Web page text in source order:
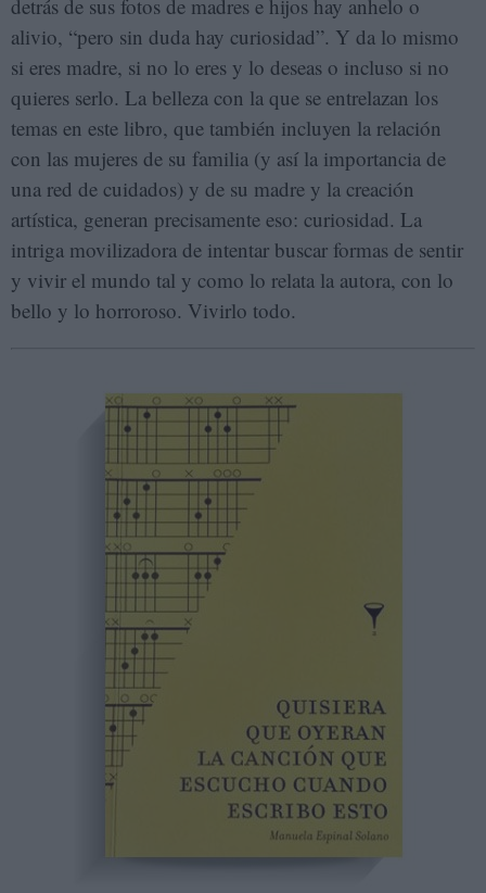
detrás de sus fotos de madres e hijos hay anhelo o
alivio, “pero sin duda hay curiosidad”. Y da lo mismo
si eres madre, si no lo eres y lo deseas o incluso si no
quieres serlo. La belleza con la que se entrelazan los
temas en este libro, que también incluyen la relación
con las mujeres de su familia (y así la importancia de
una red de cuidados) y de su madre y la creación
artística, generan precisamente eso: curiosidad. La
intriga movilizadora de intentar buscar formas de sentir
y vivir el mundo tal y como lo relata la autora, con lo
bello y lo horroroso. Vivirlo todo.